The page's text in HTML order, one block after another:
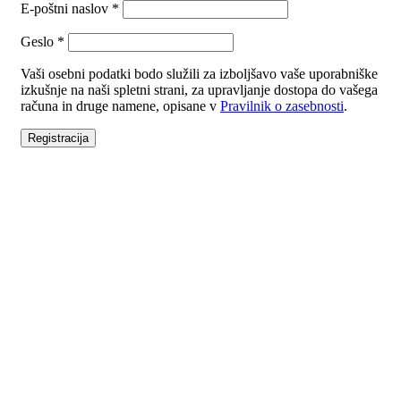
E-poštni naslov *
Geslo *
Vaši osebni podatki bodo služili za izboljšavo vaše uporabniške
izkušnje na naši spletni strani, za upravljanje dostopa do vašega
računa in druge namene, opisane v Pravilnik o zasebnosti.
Registracija